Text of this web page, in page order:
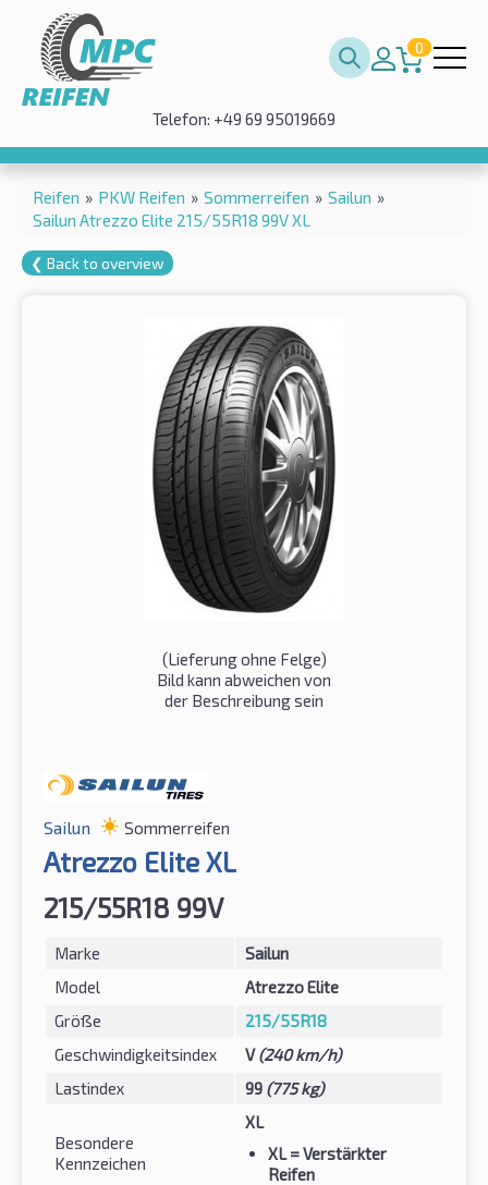
0
Telefon: +49 69 95019669
Reifen » PKW Reifen » Sommerreifen » Sailun »
Sailun Atrezzo Elite 215/55R18 99V XL
❮ Back to overview
(Lieferung ohne Felge)
Bild kann abweichen von
der Beschreibung sein
Sailun Sommerreifen
Atrezzo Elite XL
215/55R18 99V
Marke
Sailun
Model
Atrezzo Elite
Größe
215/55R18
Geschwindigkeitsindex
V(240 km/h)
Lastindex
99 (775 kg)
Besondere
Kennzeichen
XL
XL= Verstärkter
Reifen